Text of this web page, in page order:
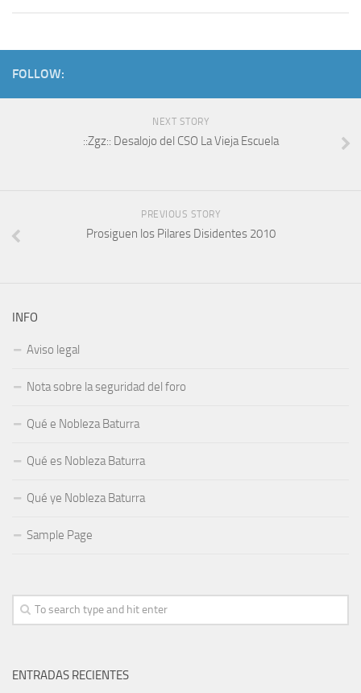
FOLLOW:
NEXT STORY
::Zgz:: Desalojo del CSO La Vieja Escuela
PREVIOUS STORY
Prosiguen los Pilares Disidentes 2010
INFO
Aviso legal
Nota sobre la seguridad del foro
Qué e Nobleza Baturra
Qué es Nobleza Baturra
Qué ye Nobleza Baturra
Sample Page
ENTRADAS RECIENTES